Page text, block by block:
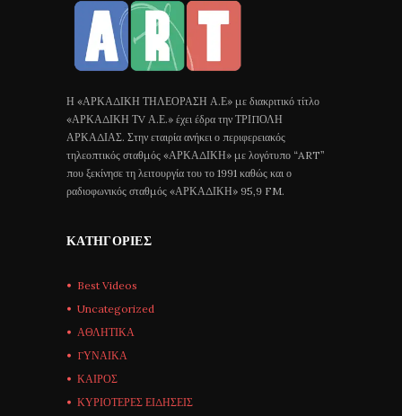
Η «ΑΡΚΑΔΙΚΗ ΤΗΛΕΟΡΑΣΗ Α.Ε» με διακριτικό τίτλο
«ΑΡΚΑΔΙΚΗ ΤV Α.Ε.» έχει έδρα την ΤΡΙΠΟΛΗ
ΑΡΚΑΔΙΑΣ. Στην εταιρία ανήκει ο περιφερειακός
τηλεοπτικός σταθμός «ΑΡΚΑΔΙΚΗ» με λογότυπο “ART”
που ξεκίνησε τη λειτουργία του το 1991 καθώς και ο
ραδιοφωνικός σταθμός «ΑΡΚΑΔΙΚΗ» 95,9 FM.
ΚΑΤΗΓΟΡΊΕΣ
Best Videos
Uncategorized
ΑΘΛΗΤΙΚΑ
ΓΥΝΑΙΚΑ
ΚΑΙΡΟΣ
ΚΥΡΙΟΤΕΡΕΣ ΕΙΔΗΣΕΙΣ